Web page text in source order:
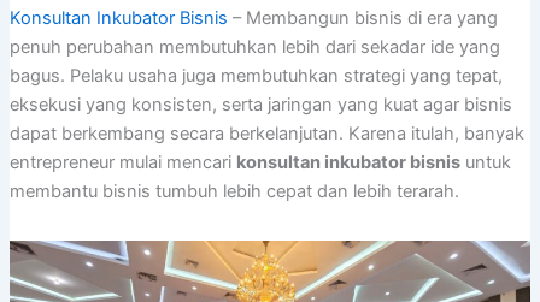
Konsultan Inkubator Bisnis – Membangun bisnis di era yang
penuh perubahan membutuhkan lebih dari sekadar ide yang
bagus. Pelaku usaha juga membutuhkan strategi yang tepat,
eksekusi yang konsisten, serta jaringan yang kuat agar bisnis
dapat berkembang secara berkelanjutan. Karena itulah, banyak
entrepreneur mulai mencari konsultan inkubator bisnisuntuk
membantu bisnis tumbuh lebih cepat dan lebih terarah.